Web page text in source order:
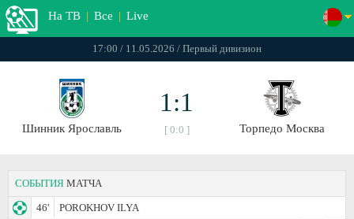
На ТВ | Все | Live
17:00 / 11.05.2026 / Первый дивизион
Шинник Ярославль
1:1
[ 0:0 ] Торпедо Москва
СОБЫТИЯ МАТЧА
46'
POROKHOV ILYA